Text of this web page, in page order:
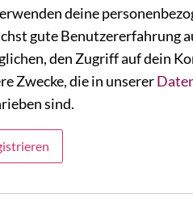
deine
gute Benutzererfahrung
den Zugriff auf dein
Zwecke, die in unserer
sind.